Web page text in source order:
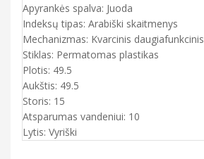
Apyrankės spalva: Juoda
Indeksų tipas: Arabiški skaitmenys
Mechanizmas: Kvarcinis daugiafunkcinis
Stiklas: Permatomas plastikas
Plotis: 49.5
Aukštis: 49.5
Storis: 15
Atsparumas vandeniui: 10
Lytis: Vyriški